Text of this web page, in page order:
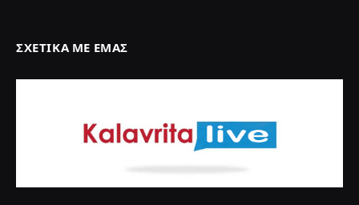
ΣΧΕΤΙΚΆ ΜΕ ΕΜΆΣ